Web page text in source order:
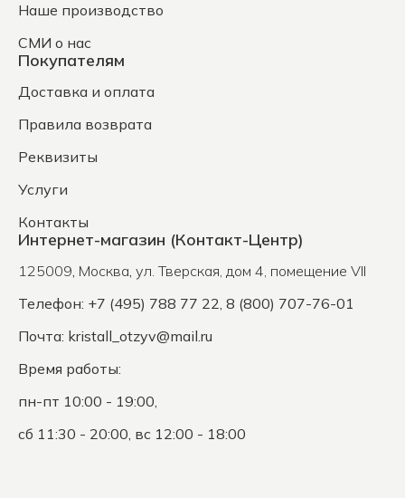
Наше производство
СМИ о нас
Покупателям
Доставка и оплата
Правила возврата
Реквизиты
Услуги
Контакты
Интернет-магазин (Контакт-Центр)
125009, Москва, ул. Тверская, дом 4, помещение VII
Телефон: +7 (495) 788 77 22, 8 (800) 707-76-01
Почта: kristall_otzyv@mail.ru
Время работы:
пн-пт 10:00 - 19:00,
сб 11:30 - 20:00, вс 12:00 - 18:00